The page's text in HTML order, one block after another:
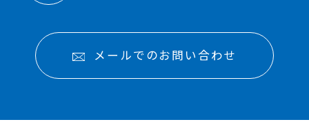
メールでのお問い合わせ